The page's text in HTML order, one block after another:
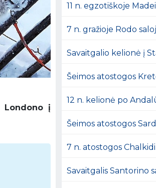
Londono į
11 n. egzotiškoje
7 n. gražioje Rodo
Savaitgalio kelionė į
Šeimos atostogos
12 n. kelionė po
Šeimos atostogos
7 n. atostogos
Savaitgalis Santorino